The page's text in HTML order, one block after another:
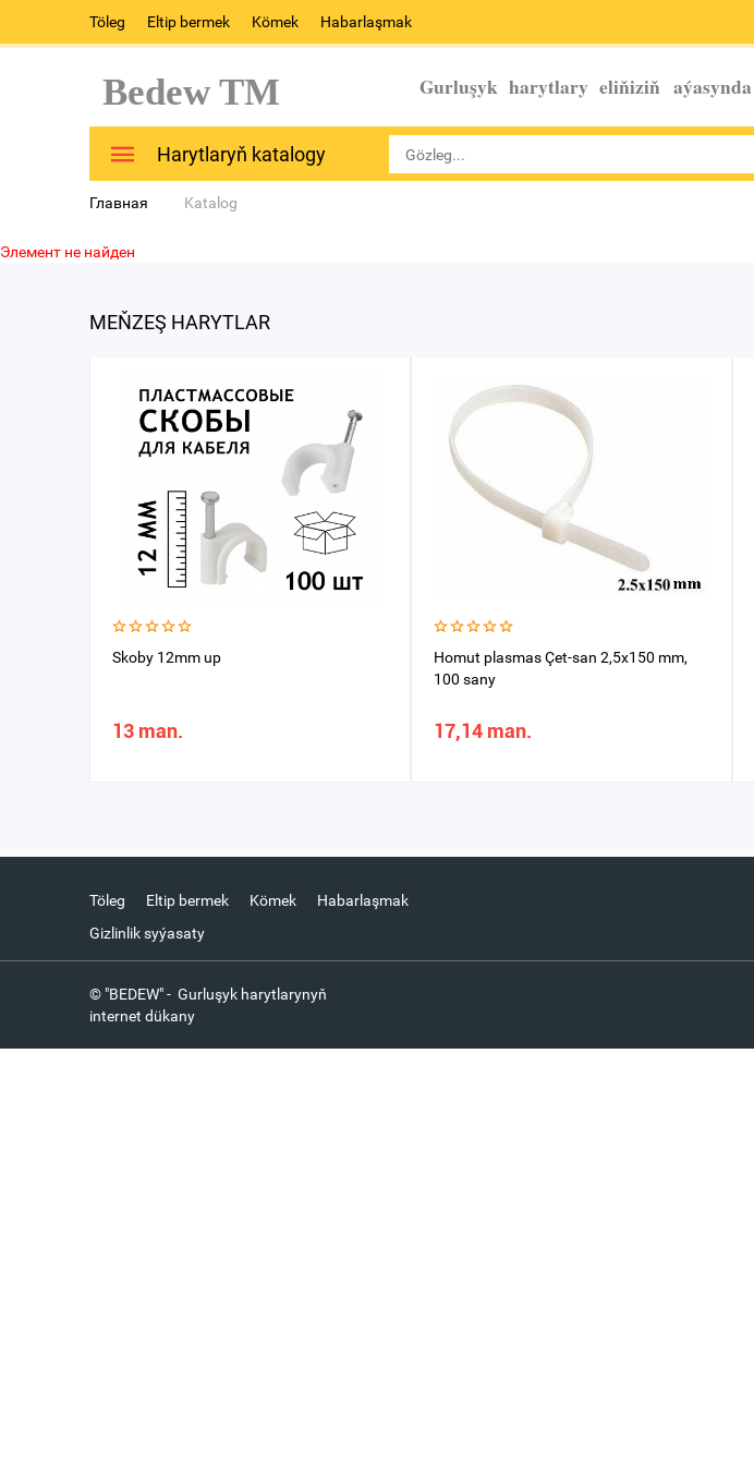
Töleg Eltip bermek Kömek Habarlaşmak
Bedew TM Gurluşyk harytlary eliňiziň aýasynda
Harytlaryň katalogy
Главная Katalog
Элемент не найден
MEŇZEŞ HARYTLAR
Skoby 12mm up
13 man.
Homut plasmas Çet-san 2,5x150 mm,
100 sany
17,14 man.
Töleg Eltip bermek Kömek
Habarlaşmak
Gizlinlik syýasaty
© "BEDEW" - Gurluşyk harytlarynyň
internet dükany